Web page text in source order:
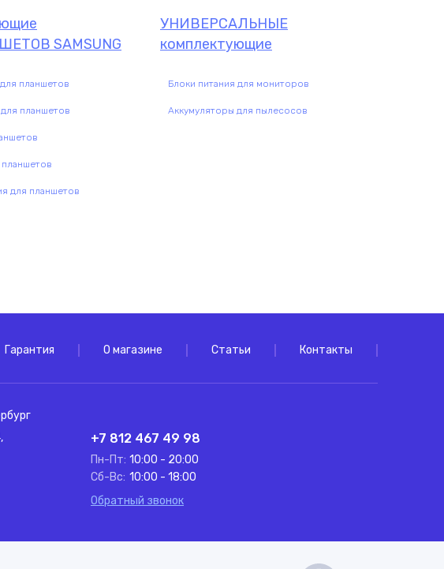
SAMSUNG
планшетов
планшетов
для планшетов
УНИВЕРСАЛЬНЫЕ
комплектующие
Блоки питания для мониторов
Аккумуляторы для пылесосов
Гарантия О магазине Статьи Контакты
+7 812 467 49 98
Пн-Пт: 10:00 - 20:00
Сб-Вс: 10:00 - 18:00
Обратный звонок